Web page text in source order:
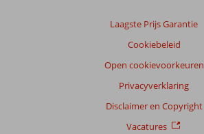
Laagste Prijs Garantie
Cookiebeleid
Open cookievoorkeuren
Privacyverklaring
Disclaimer en Copyright
Vacatures